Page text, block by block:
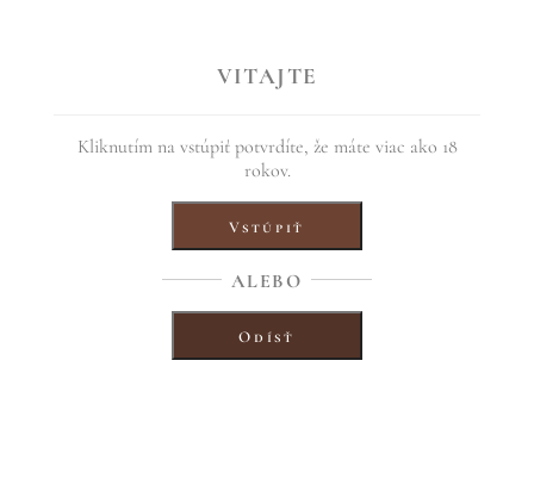
medovke, chuť po hruškách a bylinkách.
(Mentha piperita)a Medovky lekárskej(Melissa officinalis)
Kyselinky celkové 10,1 g/ l
VITAJTE
Kliknutím na vstúpiť potvrdíte, že máte viac ako 18
rokov.
Vstúpiť
ALEBO
Odísť